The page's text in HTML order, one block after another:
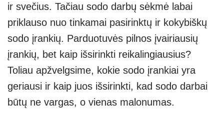
ir svečius. Tačiau sodo darbų sėkmė labai
priklauso nuo tinkamai pasirinktų ir kokybiškų
sodo įrankių. Parduotuvės pilnos įvairiausių
įrankių, bet kaip išsirinkti reikalingiausius?
Toliau apžvelgsime, kokie sodo įrankiai yra
geriausi ir kaip juos išsirinkti, kad sodo darbai
būtų ne vargas, o vienas malonumas.